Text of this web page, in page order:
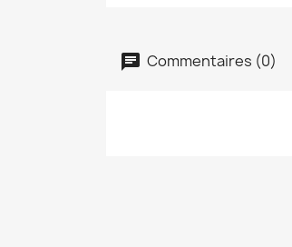
Commentaires (0)